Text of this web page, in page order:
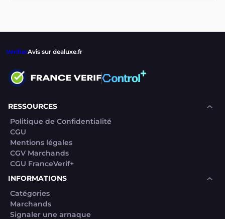
VerifierAvis sur dealuxe.fr
RESSOURCES
Politique de Confidentialité
CGU
Mentions légales
CGV Marchands
CGU FranceVerif+
INFORMATIONS
Catégories
Marchands
Signaler une arnaque